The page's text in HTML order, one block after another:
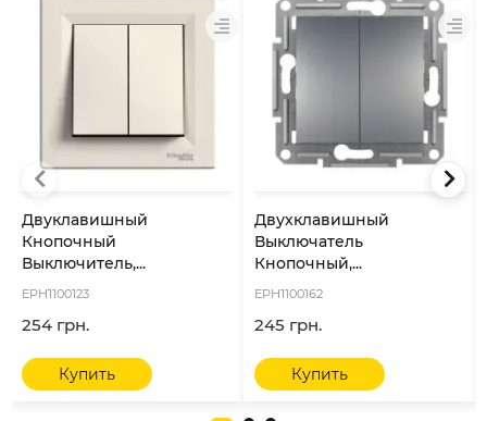
Двуклавишный
Кнопочный
Выключитель,...
EPH1100123
254 грн.
Купить
Двухклавишный
Выключатель
Кнопочный,...
EPH1100162
245 грн.
Купить